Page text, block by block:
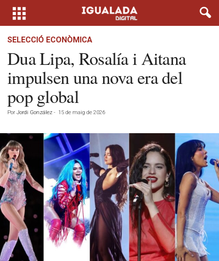
SELECCIÓ ECONÒMICA
Dua Lipa, Rosalía i Aitana
impulsen una nova era del
pop global
Por Jordi González - 15 de maig de 2026